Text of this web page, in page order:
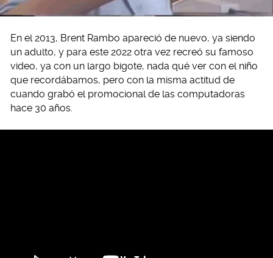
En el 2013, Brent Rambo apareció de nuevo, ya siendo
un adulto, y para este 2022 otra vez recreó su famoso
video, ya con un largo bigote, nada qué ver con el niño
que recordábamos, pero con la misma actitud de
cuando grabó el promocional de las computadoras
hace 30 años.